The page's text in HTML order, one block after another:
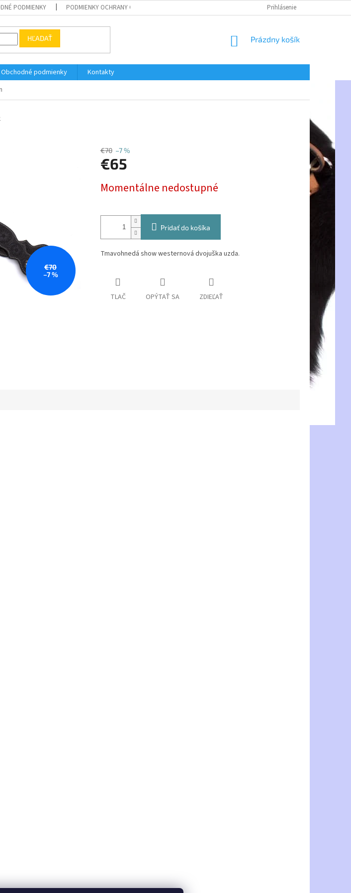
PODMIENKY PODMIENKY OCHRANY OSOBNÝCH ÚDAJOV Prihlásenie
HĽADAŤ
NÁKUPNÝ
Prázdny košík
Obchodné podmienky
Kontakty
€70
–7 %
€70 –7 %
€65
cena:
Momentálne nedostupné
Pridať do košíka
Tmavohnedá show westernová dvojuška uzda.
TLAČ OPÝTAŤ SA ZDIEĽAŤ